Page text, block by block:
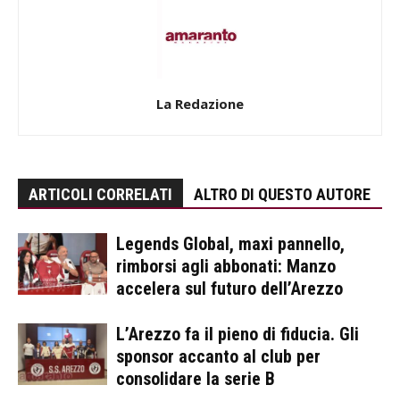
La Redazione
ARTICOLI CORRELATI ALTRO DI QUESTO AUTORE
Legends Global, maxi pannello,
rimborsi agli abbonati: Manzo
accelera sul futuro dell’Arezzo
L’Arezzo fa il pieno di fiducia. Gli
sponsor accanto al club per
consolidare la serie B